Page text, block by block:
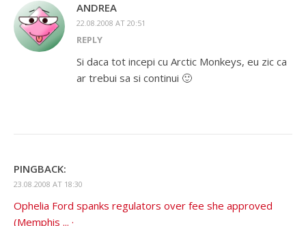
ANDREA
22.08.2008 AT 20:51
REPLY
Si daca tot incepi cu Arctic Monkeys, eu zic ca
ar trebui sa si continui 🙂
PINGBACK:
23.08.2008 AT 18:30
Ophelia Ford spanks regulators over fee she approved
(Memphis ... ·